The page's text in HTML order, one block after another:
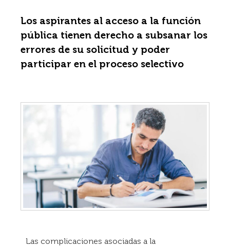
Los aspirantes al acceso a la función
pública tienen derecho a subsanar los
errores de su solicitud y poder
participar en el proceso selectivo
Las complicaciones asociadas a la